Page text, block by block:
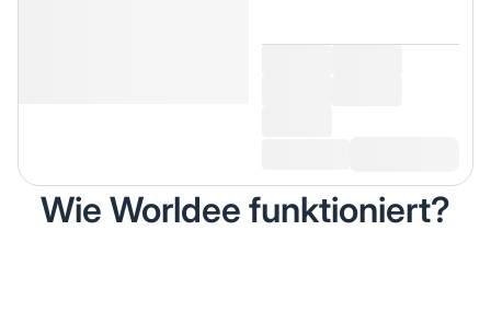
Wie Worldee funktioniert?